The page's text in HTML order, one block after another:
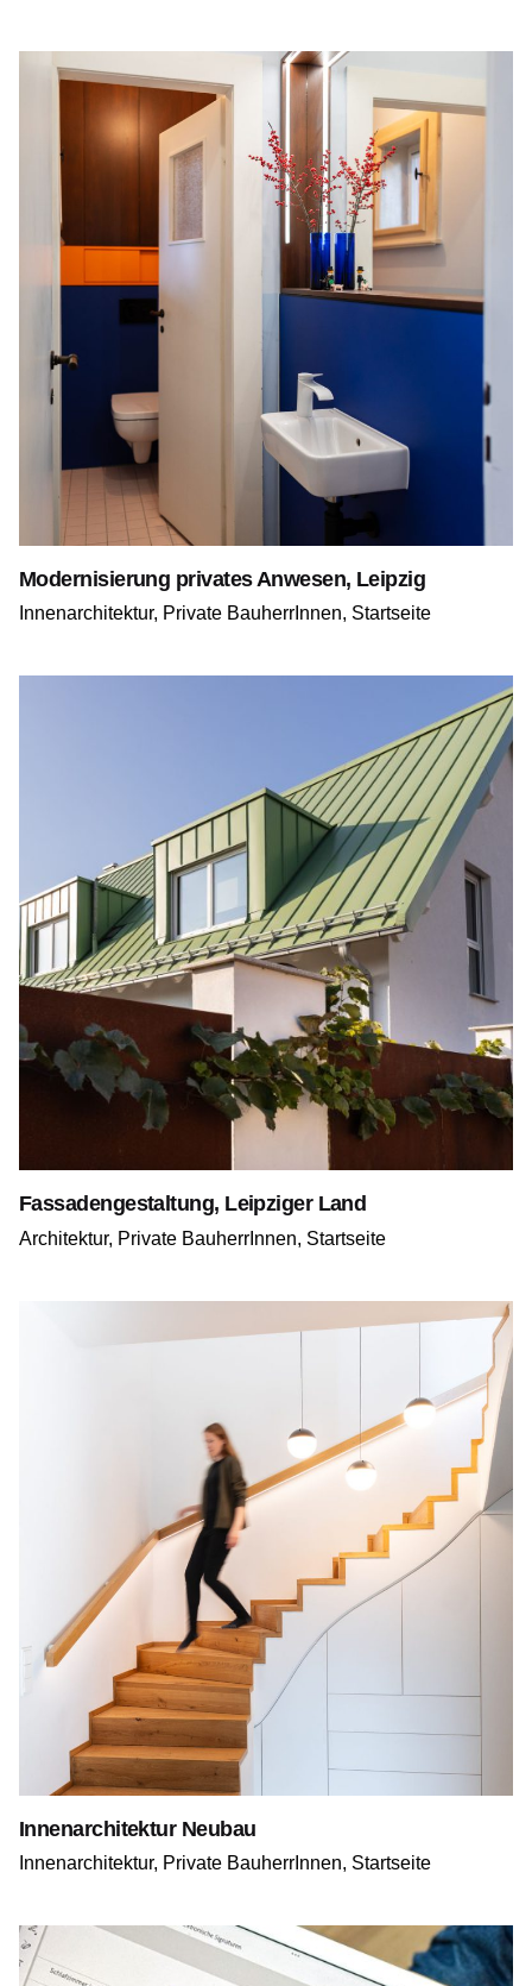
Modernisierung privates Anwesen, Leipzig
Innenarchitektur Private BauherrInnen Startseite
Fassadengestaltung, Leipziger Land
Architektur Private BauherrInnen Startseite
Innenarchitektur Neubau
Innenarchitektur Private BauherrInnen Startseite